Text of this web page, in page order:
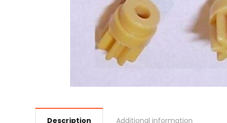
Description Additional information